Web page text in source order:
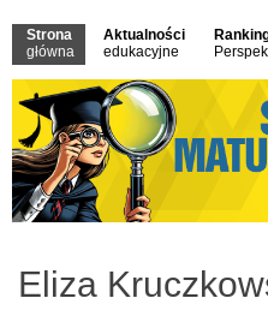
Strona
główna
Aktualności
edukacyjne
Eliza